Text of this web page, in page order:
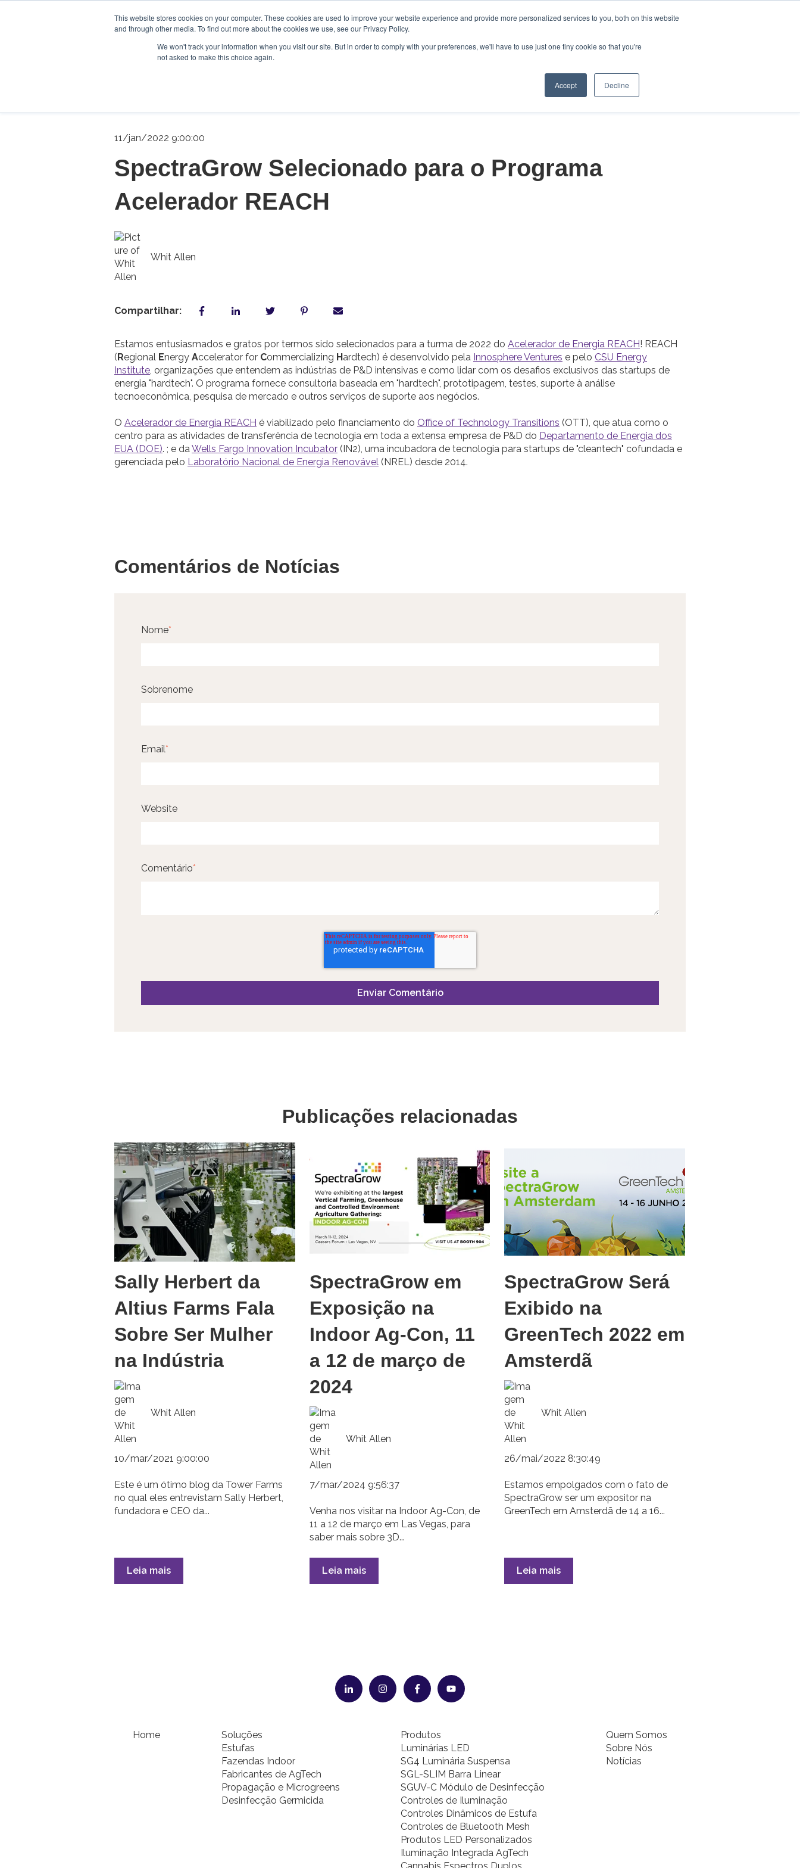
This website stores cookies on your computer. These cookies are used to improve your website experience and provide more personalized services to you, both on this website
and through other media. To find out more about the cookies we use, see our Privacy Policy.
We won't track your information when you visit our site. But in order to comply with your preferences, we'll have to use just one tiny cookie so that you're
not asked to make this choice again.
Accept Decline
Português
11/jan/2022 9:00:00
SpectraGrow Selecionado para o Programa
Acelerador REACH
Whit Allen
Compartilhar:
Estamos entusiasmados e gratos por termos sido selecionados para a turma de 2022 do Acelerador de Energia REACH! REACH
(Regional Energy Accelerator for Commercializing Hardtech) é desenvolvido pela Innosphere Ventures e pelo CSU Energy
Institute , organizações que entendem as indústrias de P&D intensivas e como lidar com os desafios exclusivos das startups de
energia "hardtech". O programa fornece consultoria baseada em "hardtech", prototipagem, testes, suporte à análise
tecnoeconômica, pesquisa de mercado e outros serviços de suporte aos negócios.
O Acelerador de Energia REACH é viabilizado pelo financiamento do Office of Technology Transitions (OTT), que atua como o
centro para as atividades de transferência de tecnologia em toda a extensa empresa de P&D do Departamento de Energia dos
EUA (DOE). ; e daWells Fargo Innovation Incubator (IN2), uma incubadora de tecnologia para startups de "cleantech" cofundada e
gerenciada pelo Laboratório Nacional de Energia Renovável (NREL) desde 2014.
Comentários de Notícias
Nome*
Sobrenome
Email*
Website
Comentário*
Publicações relacionadas
Sally Herbert da
Altius Farms Fala
Sobre Ser Mulher
na Indústria
Whit Allen
10/mar/2021 9:00:00
Este é um ótimo blog da Tower Farms
no qual eles entrevistam Sally Herbert,
fundadora e CEO da...
Leia mais
SpectraGrow em
Exposição na
Indoor Ag-Con, 11
a 12 de março de
2024
Whit Allen
7/mar/2024 9:56:37
Venha nos visitar na Indoor Ag-Con, de
11 a 12 de março em Las Vegas, para
saber mais sobre 3D...
Leia mais
SpectraGrow Será
Exibido na
GreenTech 2022 em
Amsterdã
Whit Allen
26/mai/2022 8:30:49
Estamos empolgados com o fato de
SpectraGrow ser um expositor na
GreenTech em Amsterdã de 14 a 16...
Leia mais
Home
Soluções
Estufas
Fazendas Indoor
Fabricantes de AgTech
Propagação e Microgreens
Desinfecção Germicida
Produtos
Luminárias LED
SG4 Luminária Suspensa
SGL-SLIM Barra Linear
SGUV-C Módulo de Desinfecção
Controles de Iluminação
Controles Dinâmicos de Estufa
Controles de Bluetooth Mesh
Produtos LED Personalizados
Iluminação Integrada AgTech
Cannabis Espectros Duplos
Quem Somos
Sobre Nós
Notícias